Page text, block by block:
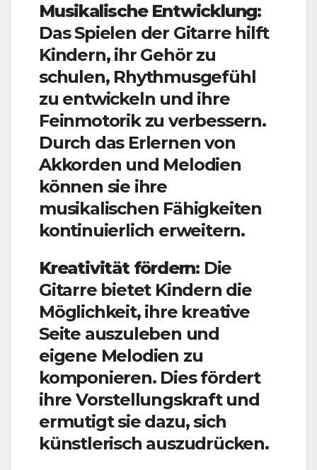
Musikalische Entwicklung:
Das Spielen der Gitarre hilft
Kindern, ihr Gehör zu
schulen, Rhythmusgefühl
zu entwickeln und ihre
Feinmotorik zu verbessern.
Durch das Erlernen von
Akkorden und Melodien
können sie ihre
musikalischen Fähigkeiten
kontinuierlich erweitern.
Kreativität fördern: Die
Gitarre bietet Kindern die
Möglichkeit, ihre kreative
Seite auszuleben und
eigene Melodien zu
komponieren. Dies fördert
ihre Vorstellungskraft und
ermutigt sie dazu, sich
künstlerisch auszudrücken.